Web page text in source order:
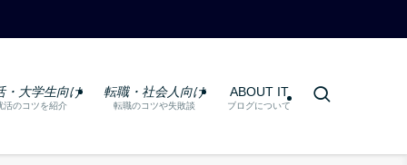
・大学生向け
活のコツを紹介
転職・社会人向け
転職のコツや失敗談
ABOUT IT
ブログについて